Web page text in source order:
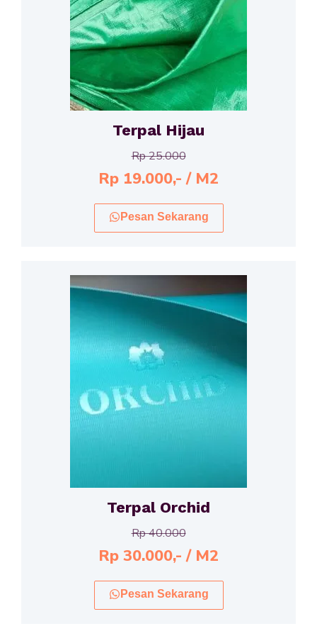
Terpal Hijau
Rp 25.000
Rp 19.000,- / M2
Pesan Sekarang
Terpal Orchid
Rp 40.000
Rp 30.000,- / M2
Pesan Sekarang